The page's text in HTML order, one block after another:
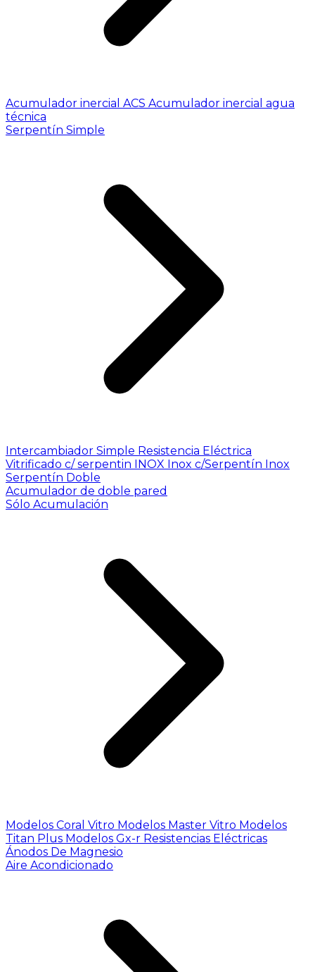
Acumulador inercial ACS Acumulador inercial agua
técnica
Serpentín Simple
Intercambiador Simple Resistencia Eléctrica
Vitrificado c/ serpentin INOX Inox c/Serpentín Inox
Serpentín Doble
Acumulador de doble pared
Sólo Acumulación
Modelos Coral Vitro Modelos Master Vitro Modelos
Titan Plus Modelos Gx-r Resistencias Eléctricas
Ánodos De Magnesio
Aire Acondicionado